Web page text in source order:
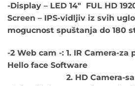
-Display – LED 14″ FUL HD
Screen – IPS-vidljiv iz svih
mogucnost spuštanja do 180
-2 Web cam -: 1. IR Camera-
Hello face Software
2. HD Camera-sa